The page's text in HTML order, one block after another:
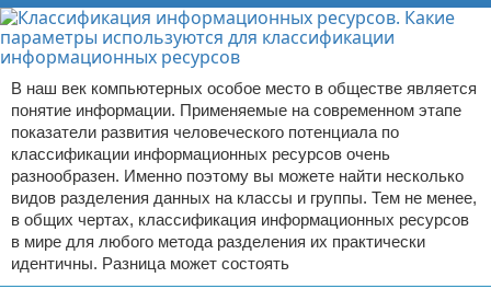
В наш век компьютерных особое место в обществе является
понятие информации. Применяемые на современном этапе
показатели развития человеческого потенциала по
классификации информационных ресурсов очень
разнообразен. Именно поэтому вы можете найти несколько
видов разделения данных на классы и группы. Тем не менее,
в общих чертах, классификация информационных ресурсов
в мире для любого метода разделения их практически
идентичны. Разница может состоять